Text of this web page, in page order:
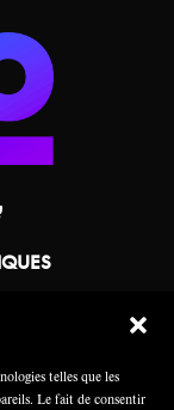
telles que les
Le fait de consentir